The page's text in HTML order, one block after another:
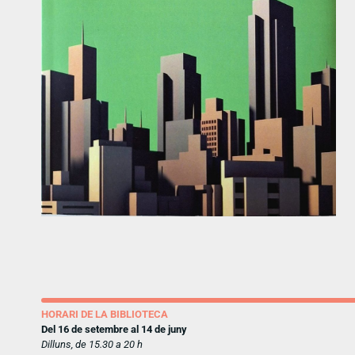
HORARI DE LA BIBLIOTECA
Del 16 de setembre al 14 de juny
Dilluns, de 15.30 a 20 h